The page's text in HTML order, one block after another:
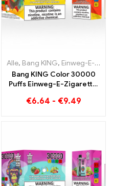
,Einweg-E-
Alle, Bang KING, Einweg-E-Zigaretten Litauen
Bang KING Color 30000
Puffs Einweg-E-Zigarette.
aus kühlem
€6.64 - €9.49